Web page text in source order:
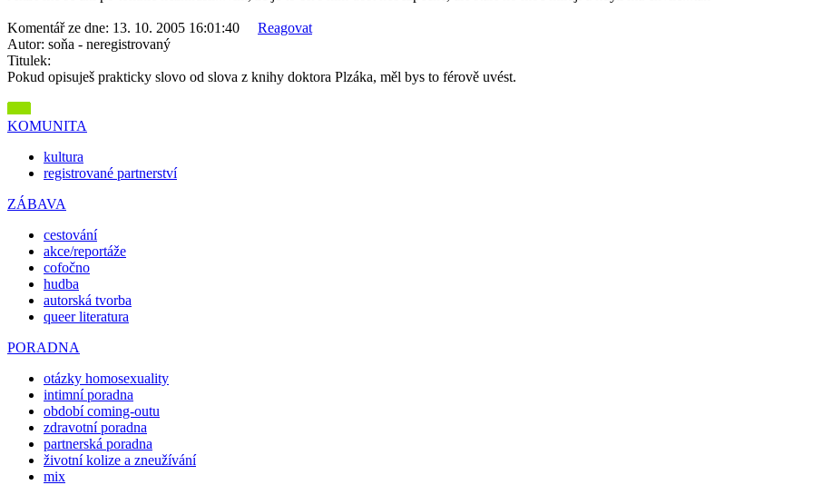
Komentář ze dne: 13. 10. 2005 16:01:40
Reagovat
Autor: soňa - neregistrovaný
Titulek:
Pokud opisuješ prakticky slovo od slova z knihy doktora Plzáka, měl bys to férově uvést.
KOMUNITA
kultura
registrované partnerství
ZÁBAVA
cestování
akce/reportáže
cofočno
hudba
autorská tvorba
queer literatura
PORADNA
otázky homosexuality
intimní poradna
období coming-outu
zdravotní poradna
partnerská poradna
životní kolize a zneužívání
mix